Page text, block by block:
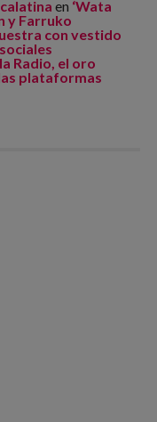
en ‘Wata
y Farruko
con vestido
Radio, el oro
plataformas